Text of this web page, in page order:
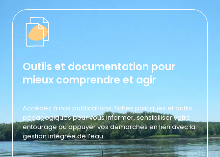
Outils et documentation pour
mieux comprendre et agir
Accédez à nos publications, fiches pratiques et outils
pédagogiques pour vous informer, sensibiliser votre
entourage ou appuyer vos démarches en lien avec la
gestion intégrée de l’eau.